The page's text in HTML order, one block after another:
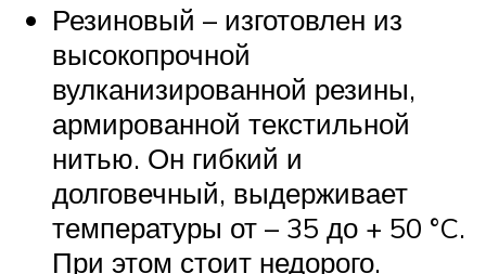
Резиновый – изготовлен из
высокопрочной
вулканизированной резины,
армированной текстильной
нитью. Он гибкий и
долговечный, выдерживает
температуры от – 35 до + 50 °C.
При этом стоит недорого.